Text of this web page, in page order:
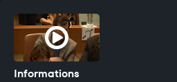
Informations